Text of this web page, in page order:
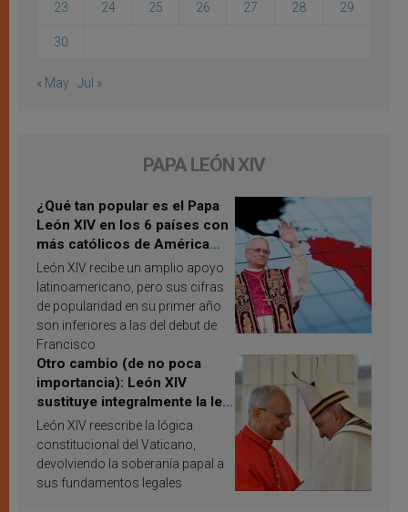
23 24 25 26 27 28 29
30
« May Jul »
PAPA LEÓN XIV
¿Qué tan popular es el Papa
León XIV en los 6 países con
más católicos de América
Latina en 2026? Publican
resultados de investigación
León XIV recibe un amplio apoyo
latinoamericano, pero sus cifras
de popularidad en su primer año
son inferiores a las del debut de
Francisco
Otro cambio (de no poca
importancia): León XIV
sustituye integralmente la ley
vaticana de Papa Francisco
León XIV reescribe la lógica
constitucional del Vaticano,
devolviendo la soberanía papal a
sus fundamentos legales